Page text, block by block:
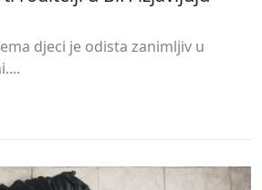
djeci je odista zanimljiv u